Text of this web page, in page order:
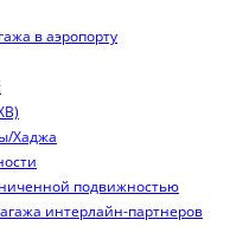
в аэропорту
Хаджа
подвижностью
интерлайн-партнеров